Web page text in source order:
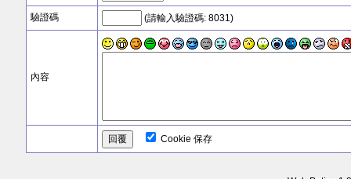
驗證碼 (請輸入驗證碼: 8031)
內容
Cookie 保存